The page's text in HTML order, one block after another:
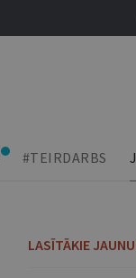
#TEIRDARBS
LASĪTĀKIE